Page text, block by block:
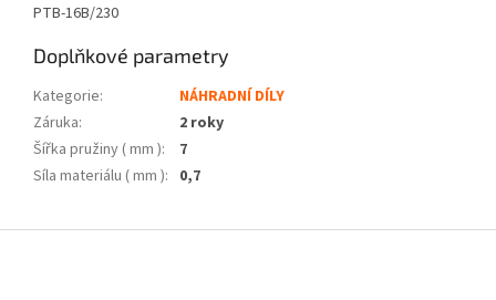
PTB-16B/230
Doplňkové parametry
Kategorie:
NÁHRADNÍ DÍLY
Záruka:
2 roky
Šířka pružiny ( mm ):
7
Síla materiálu ( mm ): 0,7